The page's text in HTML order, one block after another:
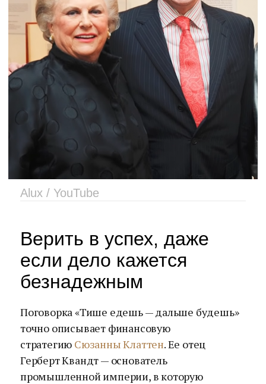
Alux / YouTube
Верить в успех, даже
если дело кажется
безнадежным
Поговорка «Тише едешь — дальше будешь»
точно описывает финансовую
стратегию Сюзанны Клаттен. Ее отец
Герберт Квандт — основатель
промышленной империи, в которую